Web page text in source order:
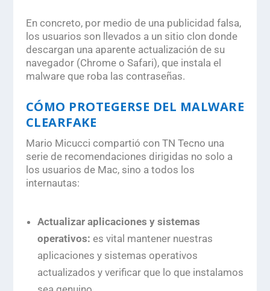
En concreto, por medio de una publicidad falsa,
los usuarios son llevados a un sitio clon donde
descargan una aparente actualización de su
navegador (Chrome o Safari), que instala el
malware que roba las contraseñas.
CÓMO PROTEGERSE DEL MALWARE
CLEARFAKE
Mario Micucci compartió con TN Tecno una
serie de recomendaciones dirigidas no solo a
los usuarios de Mac, sino a todos los
internautas:
Actualizar aplicaciones y sistemas
operativos: es vital mantener nuestras
aplicaciones y sistemas operativos
actualizados y verificar que lo que instalamos